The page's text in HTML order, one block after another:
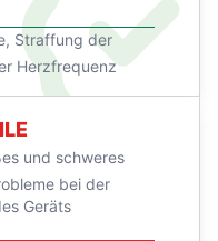
Straffung der
Herzfrequenz
und schweres
bei der
Geräts